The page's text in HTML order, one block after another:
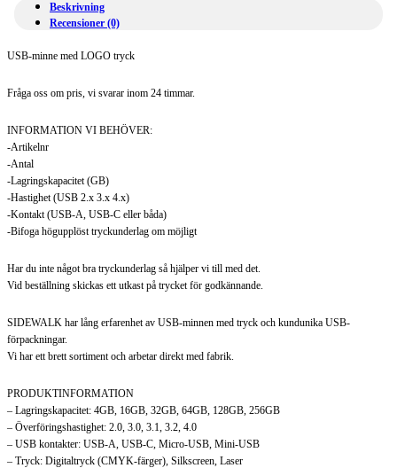
Beskrivning
Recensioner (0)
USB-minne med LOGO tryck
Fråga oss om pris, vi svarar inom 24 timmar.
INFORMATION VI BEHÖVER:
-Artikelnr
-Antal
-Lagringskapacitet (GB)
-Hastighet (USB 2.x 3.x 4.x)
-Kontakt (USB-A, USB-C eller båda)
-Bifoga högupplöst tryckunderlag om möjligt
Har du inte något bra tryckunderlag så hjälper vi till med det.
Vid beställning skickas ett utkast på trycket för godkännande.
SIDEWALK har lång erfarenhet av USB-minnen med tryck och kundunika USB-
förpackningar.
Vi har ett brett sortiment och arbetar direkt med fabrik.
PRODUKTINFORMATION
– Lagringskapacitet: 4GB, 16GB, 32GB, 64GB, 128GB, 256GB
– Överföringshastighet: 2.0, 3.0, 3.1, 3.2, 4.0
– USB kontakter: USB-A, USB-C, Micro-USB, Mini-USB
– Tryck: Digitaltryck (CMYK-färger), Silkscreen, Laser